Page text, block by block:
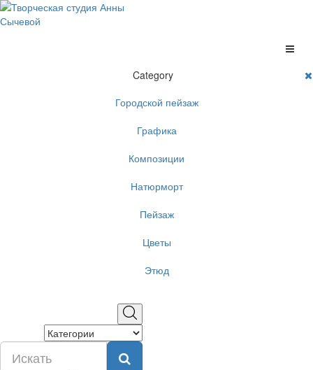
Category
Городской пейзаж
Графика
Композиции
Натюрморт
Пейзаж
Цветы
Этюд